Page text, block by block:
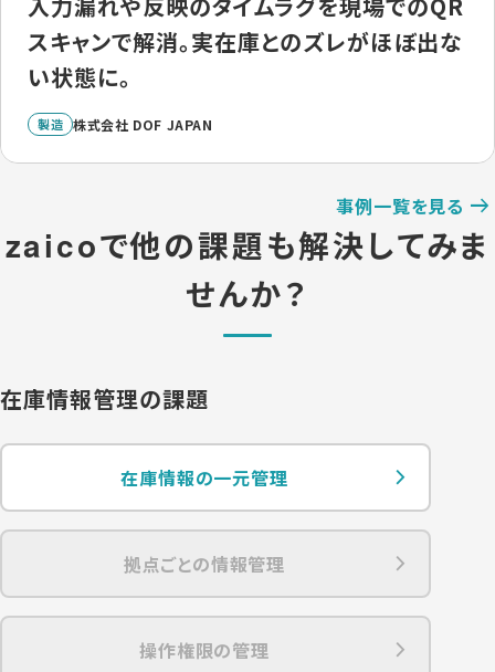
スキャンで解消。実在庫とのズレがほぼ出な
い状態に。
製造 株式会社 DOF JAPAN
事例一覧を見る
zaicoで他の課題も解決してみま
せんか？
在庫情報管理の課題
在庫情報の一元管理
拠点ごとの情報管理
操作権限の管理